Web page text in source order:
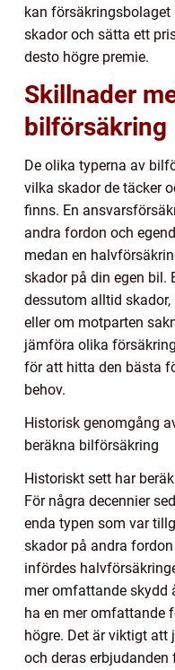
kan
skador och sätta ett
desto högre premie.
Skillnader
bilförsäkring
De olika typerna av
vilka skador de täcker
finns. En
andra fordon och
medan en
skador på din egen bil.
dessutom alltid
eller om motparten
jämföra olika
för att hitta den bästa
behov.
Historisk genomgång
beräkna bilförsäkring
Historiskt sett har
För några decennier
enda typen som var
skador på andra
infördes
mer omfattande skydd
ha en mer omfattande
högre. Det är viktigt
och deras